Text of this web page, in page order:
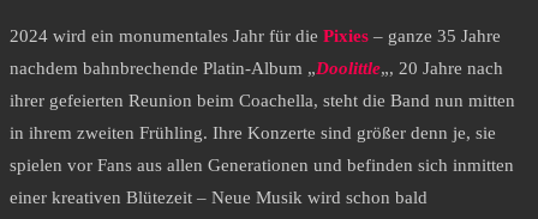
2024 wird ein monumentales Jahr für die Pixies – ganze 35 Jahre
nachdem bahnbrechende Platin-Album „Doolittle„, 20 Jahre nach
ihrer gefeierten Reunion beim Coachella, steht die Band nun mitten
in ihrem zweiten Frühling. Ihre Konzerte sind größer denn je, sie
spielen vor Fans aus allen Generationen und befinden sich inmitten
einer kreativen Blütezeit – Neue Musik wird schon bald